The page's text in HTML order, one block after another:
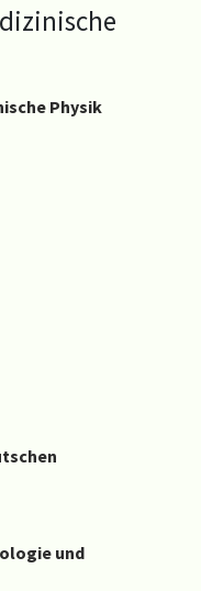
Physik
und